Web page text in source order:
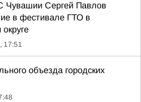
Чувашии Сергей Павлов
в фестивале ГТО в
17:51
объезда городских